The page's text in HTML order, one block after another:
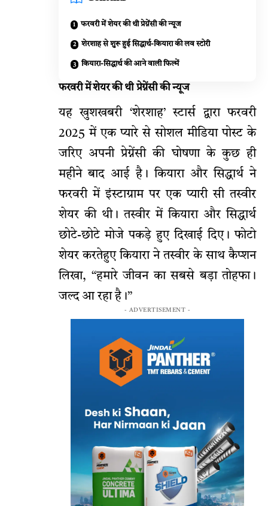
फरवरी में शेयर की थी प्रेग्नेंसी की न्यूज
शेरशाह से शुरू हुई सिद्धार्थ-कियारा की लव स्टोरी
कियारा-सिद्धार्थ की आने वाली फिल्में
फरवरी में शेयर की थी प्रेग्नेंसी की न्यूज
यह खुशखबरी ‘शेरशाह’ स्टार्स द्वारा फरवरी
2025 में एक प्यारे से सोशल मीडिया पोस्ट के
जरिए अपनी प्रेग्नेंसी की घोषणा के कुछ ही
महीने बाद आई है। कियारा और सिद्धार्थ ने
फरवरी में इंस्टाग्राम पर एक प्यारी सी तस्वीर
शेयर की थी। तस्वीर में कियारा और सिद्धार्थ
छोटे-छोटे मोजे पकड़े हुए दिखाई दिए। फोटो
शेयर करतेहुए कियारा ने तस्वीर के साथ कैप्शन
लिखा, “हमारे जीवन का सबसे बड़ा तोहफा।
जल्द आ रहा है।”
- ADVERTISEMENT -